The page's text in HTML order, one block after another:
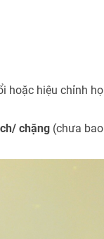
hoặc hiệu chỉnh
chặng (chưa bao